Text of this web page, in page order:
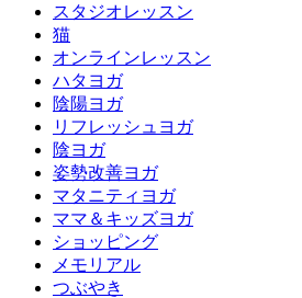
スタジオレッスン
猫
オンラインレッスン
ハタヨガ
陰陽ヨガ
リフレッシュヨガ
陰ヨガ
姿勢改善ヨガ
マタニティヨガ
ママ＆キッズヨガ
ショッピング
メモリアル
つぶやき